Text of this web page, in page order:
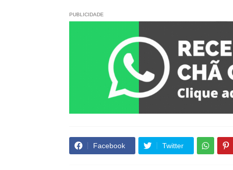
PUBLICIDADE
Facebook Twitter